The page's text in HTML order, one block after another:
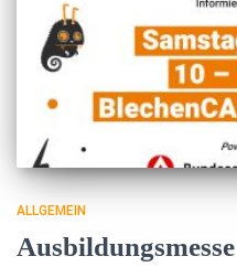
ALLGEMEIN